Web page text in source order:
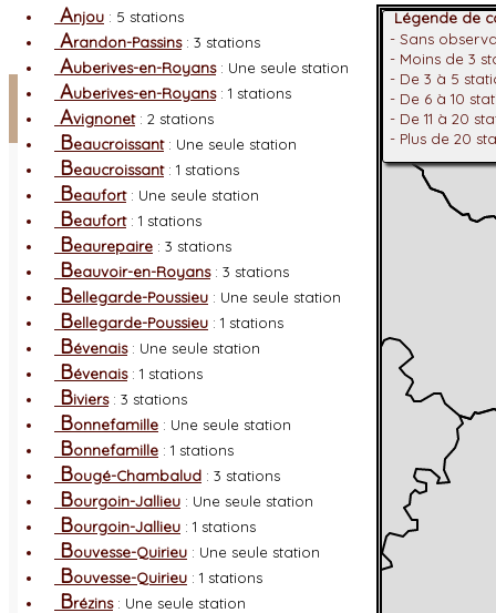
Facebook
Connexion adhérent
Anjou : 5 stations
Arandon-Passins: 3 stations
Auberives-en-Royans: Une seule station
Auberives-en-Royans: 1 stations
Avignonet: 2 stations
Beaucroissant: Une seule station
Beaucroissant: 1 stations
Beaufort: Une seule station
Beaufort: 1 stations
Beaurepaire : 3 stations
Beauvoir-en-Royans: 3 stations
Bellegarde-Poussieu : Une seule station
Bellegarde-Poussieu : 1 stations
Bévenais: Une seule station
Bévenais: 1 stations
Biviers: 3 stations
Bonnefamille : Une seule station
Bonnefamille : 1 stations
Bougé-Chambalud : 3 stations
Bourgoin-Jallieu : Une seule station
Bourgoin-Jallieu : 1 stations
Bouvesse-Quirieu : Une seule station
Bouvesse-Quirieu : 1 stations
Brézins: Une seule station
Légende de
- Sans
- Moins de 3
- De 3 à 5
- De 6 à 10
- De 11 à 20
- Plus de 20